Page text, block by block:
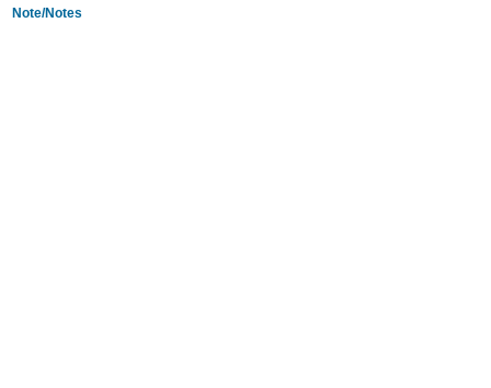
Note/Notes